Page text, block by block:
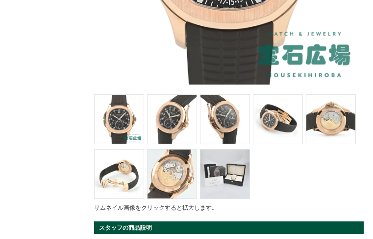
サムネイル画像をクリックすると拡大します。
スタッフの商品説明